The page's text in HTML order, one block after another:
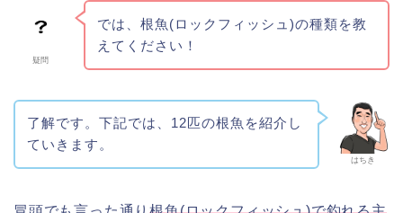
疑問
では、根魚(ロックフィッシュ)の種類を教
えてください！
はちき
了解です。下記では、12匹の根魚を紹介し
ていきます。